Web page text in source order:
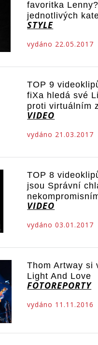
favoritka
jednotlivých
STYLE
vydáno 22.05.2017
TOP 9
fiXa hledá své
proti virtuálním
VIDEO
vydáno 21.03.2017
TOP 8
jsou Správní
VIDEO
vydáno 03.01.2017
Thom Artway si
Light And Love
FOTOREPORTY
vydáno 11.11.2016